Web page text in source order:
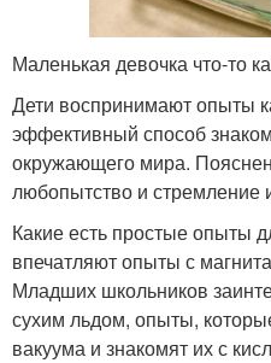
Маленькая девочка что-то
Дети воспринимают опыты
эффективный способ
окружающего мира.
любопытство и стремление
Какие есть простые опыты
впечатляют опыты с
Младших школьников
сухим льдом, опыты,
вакуума и знакомят их с